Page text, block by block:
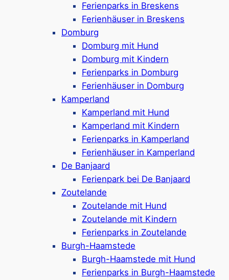
Ferienparks in Breskens
Ferienhäuser in Breskens
Domburg
Domburg mit Hund
Domburg mit Kindern
Ferienparks in Domburg
Ferienhäuser in Domburg
Kamperland
Kamperland mit Hund
Kamperland mit Kindern
Ferienparks in Kamperland
Ferienhäuser in Kamperland
De Banjaard
Ferienpark bei De Banjaard
Zoutelande
Zoutelande mit Hund
Zoutelande mit Kindern
Ferienparks in Zoutelande
Burgh-Haamstede
Burgh-Haamstede mit Hund
Ferienparks in Burgh-Haamstede
Ferienpark inRenesse
Ferienunterkünfte für 4-8 Personen
In einigen der Unterkünfte sind Hunde
willkommen (bis zu 2)
für die Kids: Kidsclub, Animation (im
Sommer) & Indoor-Spielplatz
Minigolf, Sportfeld, Restaurants direkt vor
Radverleih & Kartverleih auch vorhanden
Als Gast freier Zugang zum
Schwimmparadies imBeach Resort*
Ca. 1 km bis zum Strand
Google Rezensionen:3,9/5 Sterne(1800+
Rezensionen)
Mehr ansehen*
Strandpark de Zeeuwse Kust